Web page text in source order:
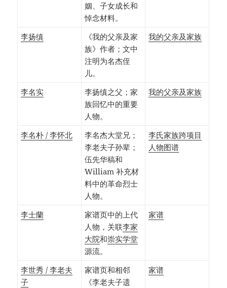
姻、子女成长和
悼念材料。
李扬缜
《我的父亲及家
族》作者；文中
注明为名杰侄
儿。
我的父亲及家族
李名实
李扬缜之父；家
族回忆中的重要
人物。
我的父亲及家族
李名朴 / 李怀北
李名杰大堂兄；
李老夫子孙辈；
伍先华稿和
William 补充材
料中的革命烈士
人物。
李氏家族跨项目
人物图谱
李士蘭
家谱页中的上代
人物，关联李家
大院和崇实学堂
源流。
家谱
李世秀 / 李老夫
子
家谱页和相邻
《李老夫子遗
家谱